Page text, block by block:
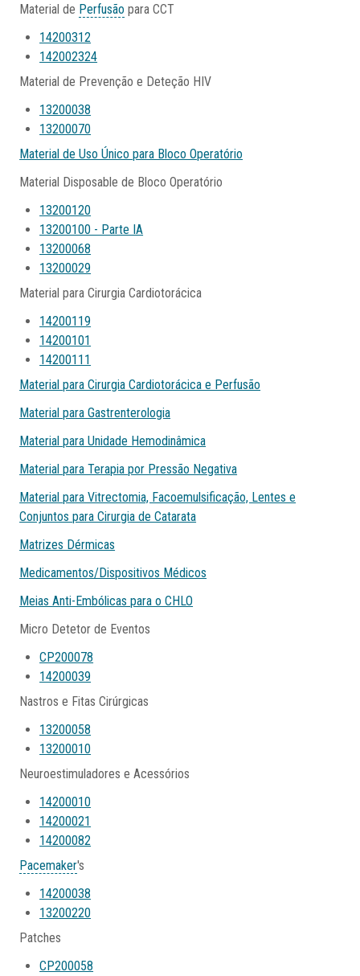
Material de Perfusão para CCT
14200312
142002324
Material de Prevenção e Deteção HIV
13200038
13200070
Material de Uso Único para Bloco Operatório
Material Disposable de Bloco Operatório
13200120
13200100 - Parte IA
13200068
13200029
Material para Cirurgia Cardiotorácica
14200119
14200101
14200111
Material para Cirurgia Cardiotorácica e Perfusão
Material para Gastrenterologia
Material para Unidade Hemodinâmica
Material para Terapia por Pressão Negativa
Material para Vitrectomia, Facoemulsificação, Lentes e
Conjuntos para Cirurgia de Catarata
Matrizes Dérmicas
Medicamentos/Dispositivos Médicos
Meias Anti-Embólicas para o CHLO
Micro Detetor de Eventos
CP200078
14200039
Nastros e Fitas Cirúrgicas
13200058
13200010
Neuroestimuladores e Acessórios
14200010
14200021
14200082
Pacemaker's
14200038
13200220
Patches
CP200058